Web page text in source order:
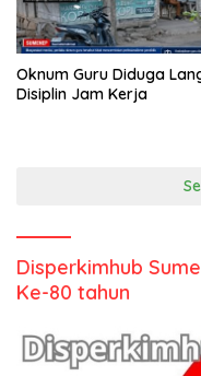
Oknum Guru Diduga
Disiplin Jam Kerja
Disperkimhub
Ke-80 tahun